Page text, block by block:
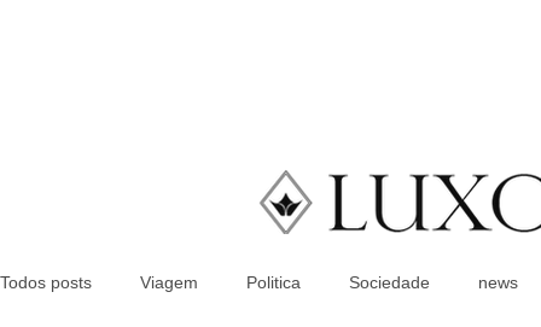
Todos posts Viagem Politica Sociedade news